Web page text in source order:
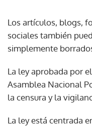
Los artículos, blogs,
sociales también
simplemente
La ley aprobada por
Asamblea Nacional
la censura y la
La ley está centrada